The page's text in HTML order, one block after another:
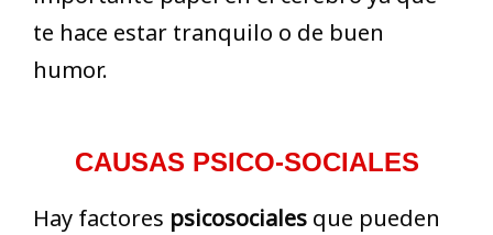
te hace estar tranquilo o de buen
humor.
CAUSAS PSICO-SOCIALES
Hay factores psicosociales que pueden